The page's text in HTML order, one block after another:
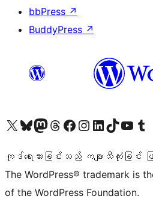
bbPress ↗
BuddyPress ↗
ကျွန်ုပ်တို့၏ X (ယခင် Twitter) အကောင့်သို့ သွားရောက်ကြည့်ရှုပါကျွန်ုပ်တို့၏ Bluesky အကောင့်သို့ ဝင်ရောက်ကြည့်ရှုရန်
ကျွန်ုပ်တို့၏ Mastodon အကောင့်သို့ သွားရောက်ကြည့်ရှုပါကျွန်ုပ်တို့၏ Threads အကောင့်သို့ ဝင်ရောက်ကြည့်ရှုရန်
ကျွန်ုပ်တို့၏ Facebook စာမျက်နှာသို့ သွားရောက်ကြည့်ရှုပါကျွန်ုပ်တို့၏ Instagram အကောင့်သို့ သွားရောက်ကြည့်ရှုပါ ကျွန်ုပ်တို့၏ LinkedIn အကောင့်သို့ သွားရောက်ကြည့်ရှုပါကျွန်ုပ်တို့၏ TikTok အကောင့်သို့ ဝင်ရောက်ကြည့်ရှုရန်
ကျွန်ုပ်တို့၏ YouTube ချန်နယ်သို့ သွားရောက်ကြည့်ရှုပါ ကျွန်ုပ်တို့၏ Tumblr အကောင့်သို့ ဝင်ရေ
ကုဒ်ရေးသားခြင်းသည် ကဗျာသီကုံးခြင်
The WordPress® trademark is
of the WordPress Foundation.